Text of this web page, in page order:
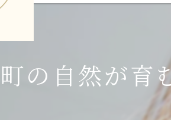
の自然が育